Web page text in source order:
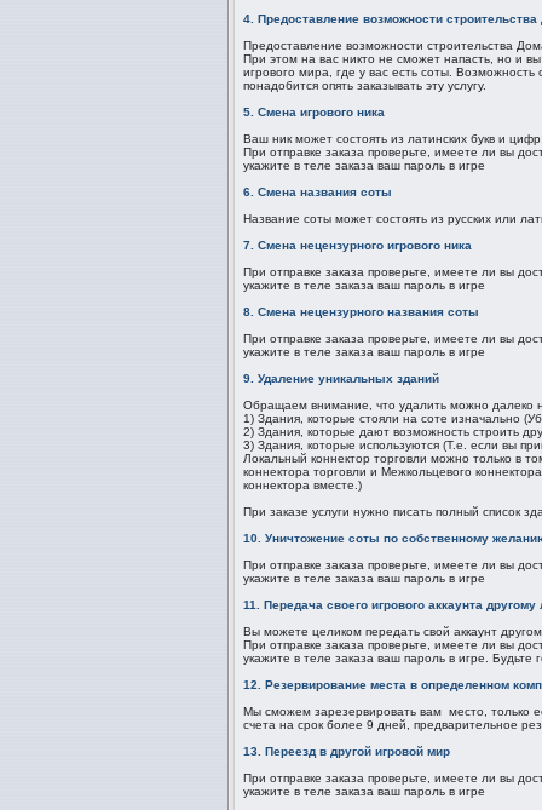
4. Предоставление возможности
Предоставление возможности строительства
При этом на вас никто не сможет напасть, но и
игрового мира, где у вас есть соты.
понадобится опять заказывать эту услугу.
5. Смена игрового ника
Ваш ник может состоять из латинских букв и
При отправке заказа проверьте, имеете ли вы
укажите в теле заказа ваш пароль в игре
6. Смена названия соты
Название соты может состоять из русских или
7. Смена нецензурного игрового ника
При отправке заказа проверьте, имеете ли вы
укажите в теле заказа ваш пароль в игре
8. Смена нецензурного названия соты
При отправке заказа проверьте, имеете ли вы
укажите в теле заказа ваш пароль в игре
9. Удаление уникальных зданий
Обращаем внимание, что удалить можно далеко
1) Здания, которые стояли на соте изначально
2) Здания, которые дают возможность строить
3) Здания, которые используются (Т.е. если вы
Локальный коннектор торговли можно только в
коннектора торговли и Межкольцевого
коннектора вместе.)
При заказе услуги нужно писать полный список
10. Уничтожение соты по собственному
При отправке заказа проверьте, имеете ли вы
укажите в теле заказа ваш пароль в игре
11. Передача своего игрового аккаунта
Вы можете целиком передать свой аккаунт
При отправке заказа проверьте, имеете ли вы
укажите в теле заказа ваш пароль в игре.
12. Резервирование места в определенном
Мы сможем зарезервировать вам место, только
счета на срок более 9 дней, предварительное
13. Переезд в другой игровой мир
При отправке заказа проверьте, имеете ли вы
укажите в теле заказа ваш пароль в игре